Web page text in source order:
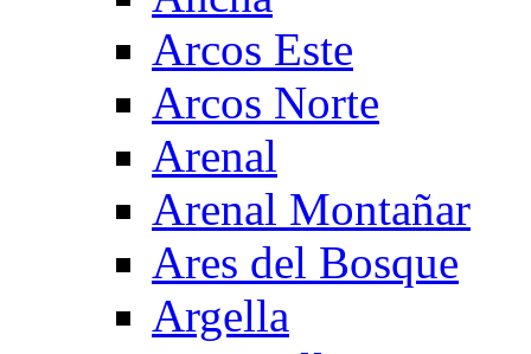
Arcos Este
Arcos Norte
Arenal
Arenal Montañar
Ares del Bosque
Argella